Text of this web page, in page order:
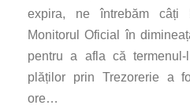
expira, ne întrebăm câți
Monitorul Oficial în
pentru a afla că termenul-
plăților prin Trezorerie a
ore…